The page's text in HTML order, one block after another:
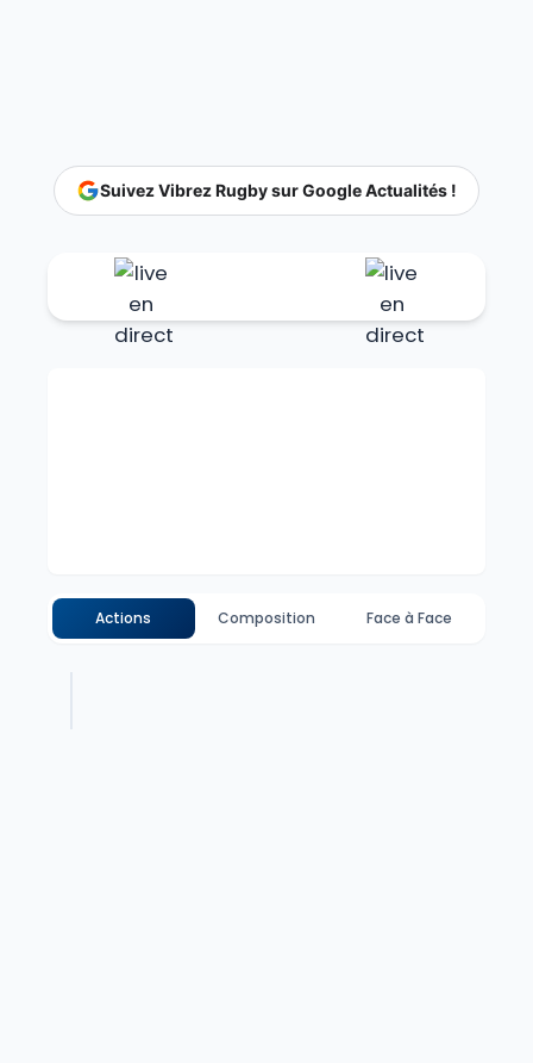
Suivez Vibrez Rugby sur Google Actualités !
Actions Composition Face à Face